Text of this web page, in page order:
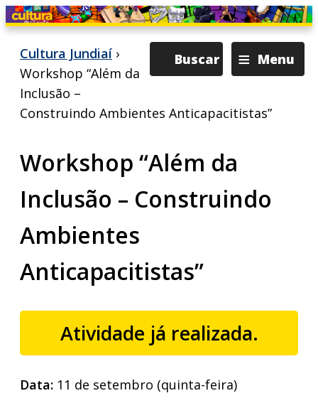
≡ Menu
Buscar
Cultura Jundiaí ›
Workshop “Além da
Inclusão –
Construindo Ambientes Anticapacitistas”
Workshop “Além da
Inclusão – Construindo
Ambientes
Anticapacitistas”
Atividade já realizada.
Data: 11 de setembro (quinta-feira)